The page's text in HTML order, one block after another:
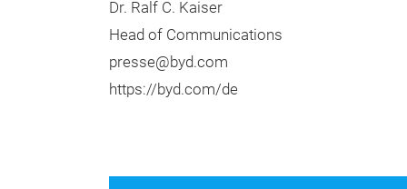
Dr. Ralf C. Kaiser
Head of Communications
presse@byd.com
https://byd.com/de